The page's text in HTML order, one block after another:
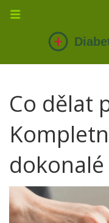
Co dělat